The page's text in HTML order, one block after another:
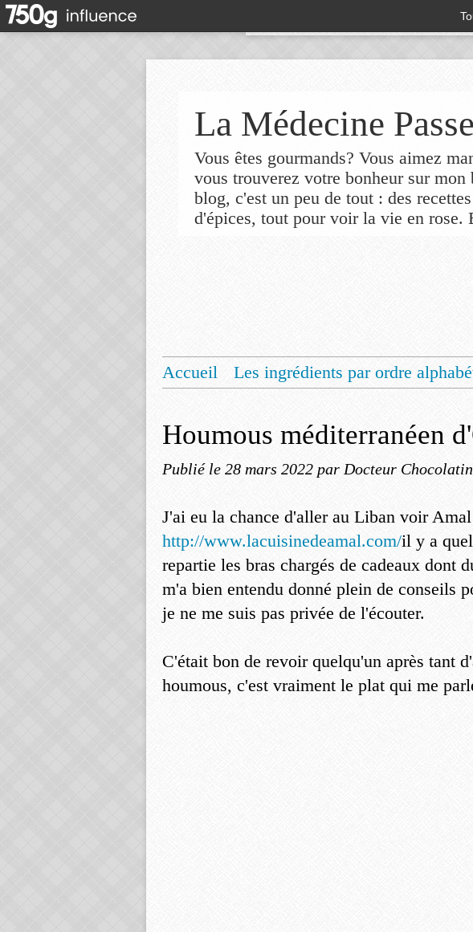
La Médecine
Vous êtes gourmands? Vous aimez
vous trouverez votre bonheur sur
blog, c'est un peu de tout : des
d'épices, tout pour voir la vie en rose.
Accueil Les ingrédients par ordre
Houmous méditerranéen
Publié le 28 mars 2022 par Docteur
J'ai eu la chance d'aller au Liban voir Amal
http://www.lacuisinedeamal.com/il y a
repartie les bras chargés de cadeaux dont
m'a bien entendu donné plein de conseils
je ne me suis pas privée de l'écouter.
C'était bon de revoir quelqu'un après tant
houmous, c'est vraiment le plat qui me